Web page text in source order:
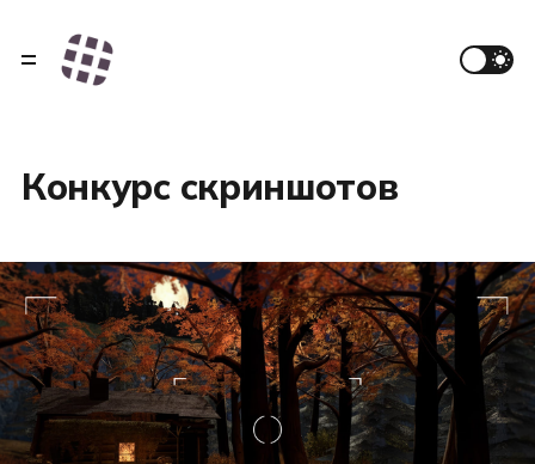
Конкурс скриншотов